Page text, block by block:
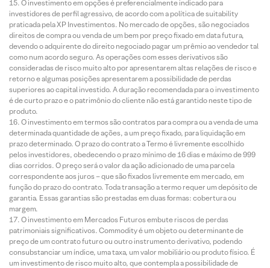
O investimento em opções é preferencialmente indicado para
investidores de perfil agressivo, de acordo com a política de suitability
praticada pela XP Investimentos. No mercado de opções, são negociados
direitos de compra ou venda de um bem por preço fixado em data futura,
devendo o adquirente do direito negociado pagar um prêmio ao vendedor tal
como num acordo seguro. As operações com esses derivativos são
consideradas de risco muito alto por apresentarem altas relações de risco e
retorno e algumas posições apresentarem a possibilidade de perdas
superiores ao capital investido. A duração recomendada para o investimento
é de curto prazo e o patrimônio do cliente não está garantido neste tipo de
produto.
O investimento em termos são contratos para compra ou a venda de uma
determinada quantidade de ações, a um preço fixado, para liquidação em
prazo determinado. O prazo do contrato a Termo é livremente escolhido
pelos investidores, obedecendo o prazo mínimo de 16 dias e máximo de 999
dias corridos. O preço será o valor da ação adicionado de uma parcela
correspondente aos juros – que são fixados livremente em mercado, em
função do prazo do contrato. Toda transação a termo requer um depósito de
garantia. Essas garantias são prestadas em duas formas: cobertura ou
margem.
O investimento em Mercados Futuros embute riscos de perdas
patrimoniais significativos. Commodity é um objeto ou determinante de
preço de um contrato futuro ou outro instrumento derivativo, podendo
consubstanciar um índice, uma taxa, um valor mobiliário ou produto físico. É
um investimento de risco muito alto, que contempla a possibilidade de